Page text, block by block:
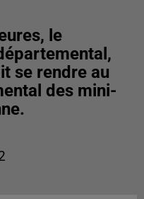
le
se rendre au
des mini-